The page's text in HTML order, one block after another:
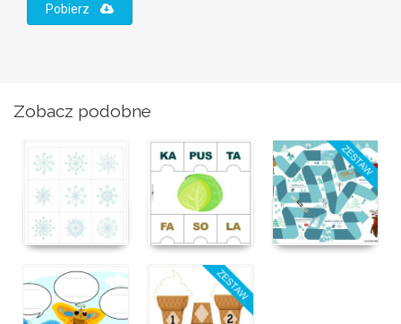
Pobierz
Zobacz podobne